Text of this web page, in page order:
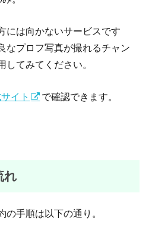
には向かないサービスです
なプロフ写真が撮れるチャン
してみてください。
イト で確認できます。
れ
の手順は以下の通り。